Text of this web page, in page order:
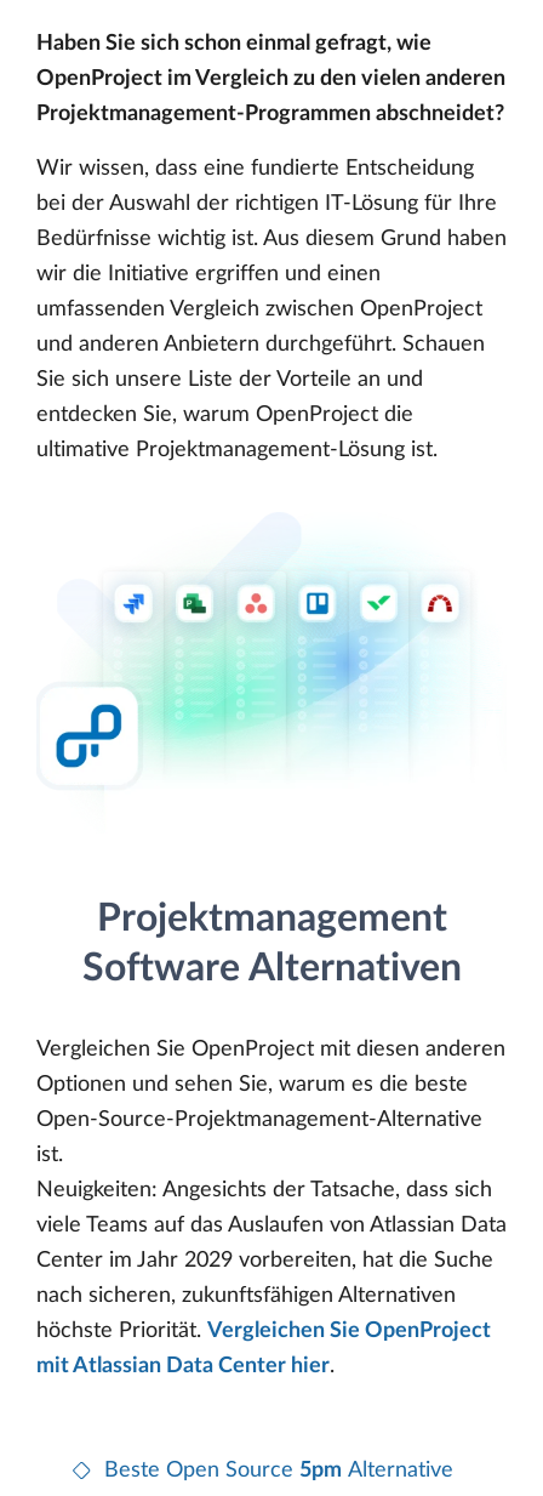
Haben Sie sich schon einmal gefragt, wie
OpenProject im Vergleich zu den vielen anderen
Projektmanagement-Programmen abschneidet?
Wir wissen, dass eine fundierte Entscheidung
bei der Auswahl der richtigen IT-Lösung für Ihre
Bedürfnisse wichtig ist. Aus diesem Grund haben
wir die Initiative ergriffen und einen
umfassenden Vergleich zwischen OpenProject
und anderen Anbietern durchgeführt. Schauen
Sie sich unsere Liste der Vorteile an und
entdecken Sie, warum OpenProject die
ultimative Projektmanagement-Lösung ist.
Projektmanagement
Software Alternativen
Vergleichen Sie OpenProject mit diesen anderen
Optionen und sehen Sie, warum es die beste
Open-Source-Projektmanagement-Alternative
ist.
Neuigkeiten: Angesichts der Tatsache, dass sich
viele Teams auf das Auslaufen von Atlassian Data
Center im Jahr 2029 vorbereiten, hat die Suche
nach sicheren, zukunftsfähigen Alternativen
höchste Priorität. Vergleichen Sie OpenProject
mit Atlassian Data Center hier.
Beste Open Source 5pm Alternative